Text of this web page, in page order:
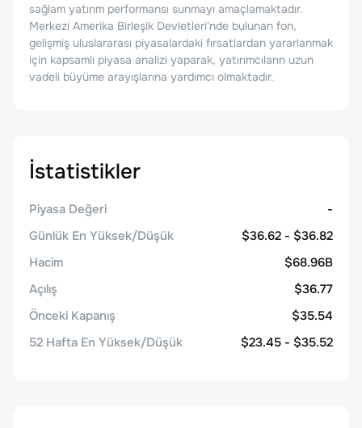
sağlam yatırım performansı sunmayı amaçlamaktadır.
Merkezi Amerika Birleşik Devletleri'nde bulunan fon,
gelişmiş uluslararası piyasalardaki fırsatlardan yararlanmak
için kapsamlı piyasa analizi yaparak, yatırımcıların uzun
vadeli büyüme arayışlarına yardımcı olmaktadır.
İstatistikler
Piyasa Değeri
-
Günlük En Yüksek/Düşük
$36.62 - $36.82
Hacim
$68.96B
Açılış
$36.77
Önceki Kapanış
$35.54
52 Hafta En Yüksek/Düşük
$23.45 - $35.52